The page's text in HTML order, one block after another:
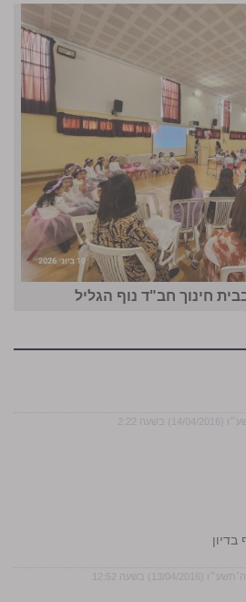
חינוך חב"ד נוף הגליל
בשעה 2:22
04/2016) בשעה 12:52